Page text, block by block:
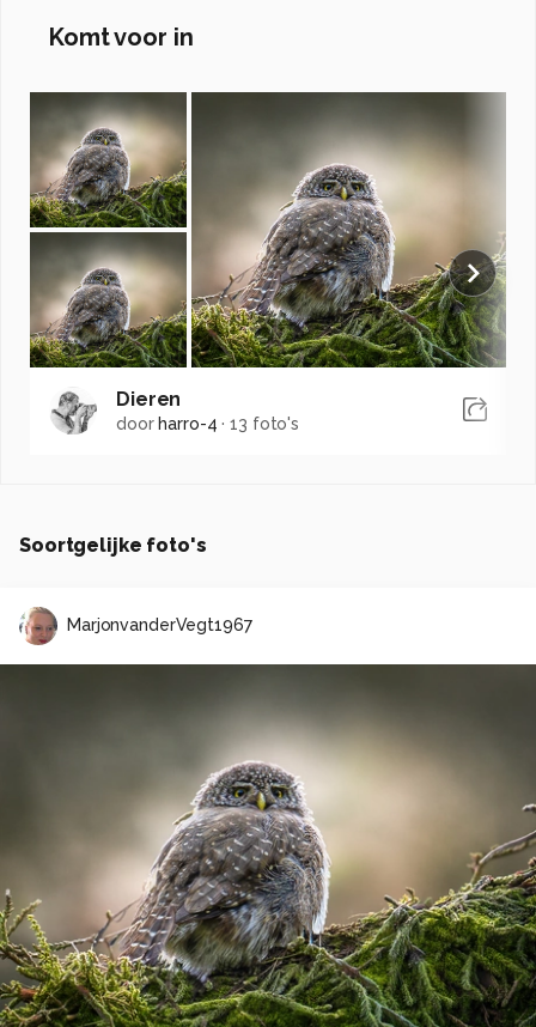
Komt voor in
Dieren
doorharro-4 ·13 foto's
Soortgelijke foto's
MarjonvanderVegt1967